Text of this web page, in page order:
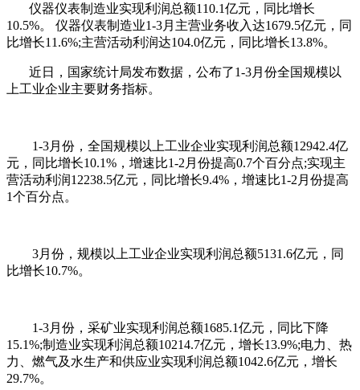
仪器仪表制造业实现利润总额110.1亿元，同比增长
10.5%。 仪器仪表制造业1-3月主营业务收入达1679.5亿元，同
比增长11.6%;主营活动利润达104.0亿元，同比增长13.8%。
近日，国家统计局发布数据，公布了1-3月份全国规模以
上工业企业主要财务指标。
1-3月份，全国规模以上工业企业实现利润总额12942.4亿
元，同比增长10.1%，增速比1-2月份提高0.7个百分点;实现主
营活动利润12238.5亿元，同比增长9.4%，增速比1-2月份提高
1个百分点。
3月份，规模以上工业企业实现利润总额5131.6亿元，同
比增长10.7%。
1-3月份，采矿业实现利润总额1685.1亿元，同比下降
15.1%;制造业实现利润总额10214.7亿元，增长13.9%;电力、热
力、燃气及水生产和供应业实现利润总额1042.6亿元，增长
29.7%。